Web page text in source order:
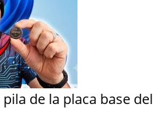
de la placa base del